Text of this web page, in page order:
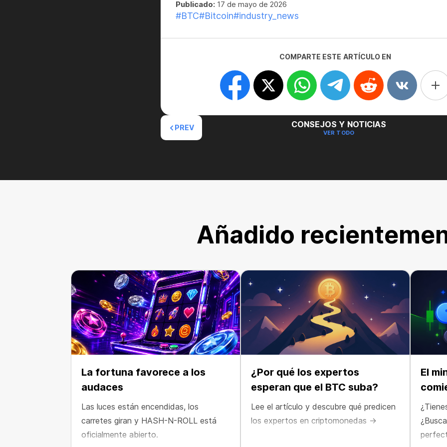
Publicado: 17 de mayo de 2026
#BTC#Bitcoin#industry_news
COMPARTE ESTE ARTÍCULO EN
PREV CONSEJOS Y NOTICIAS
VER TODO
Añadido
La fortuna favorece a los
audaces
Las luces están encendidas, los
carretes giran y HASH-N-ROLL está
oficialmente abierto.
¿Por qué los expertos
esperan que el BTC suba?
Lee el artículo y descubre qué predicen
los expertos en criptomonedas →
El